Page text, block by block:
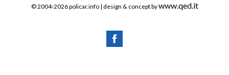
© 2004-2026 policar.info | design & concept bywww.qed.it